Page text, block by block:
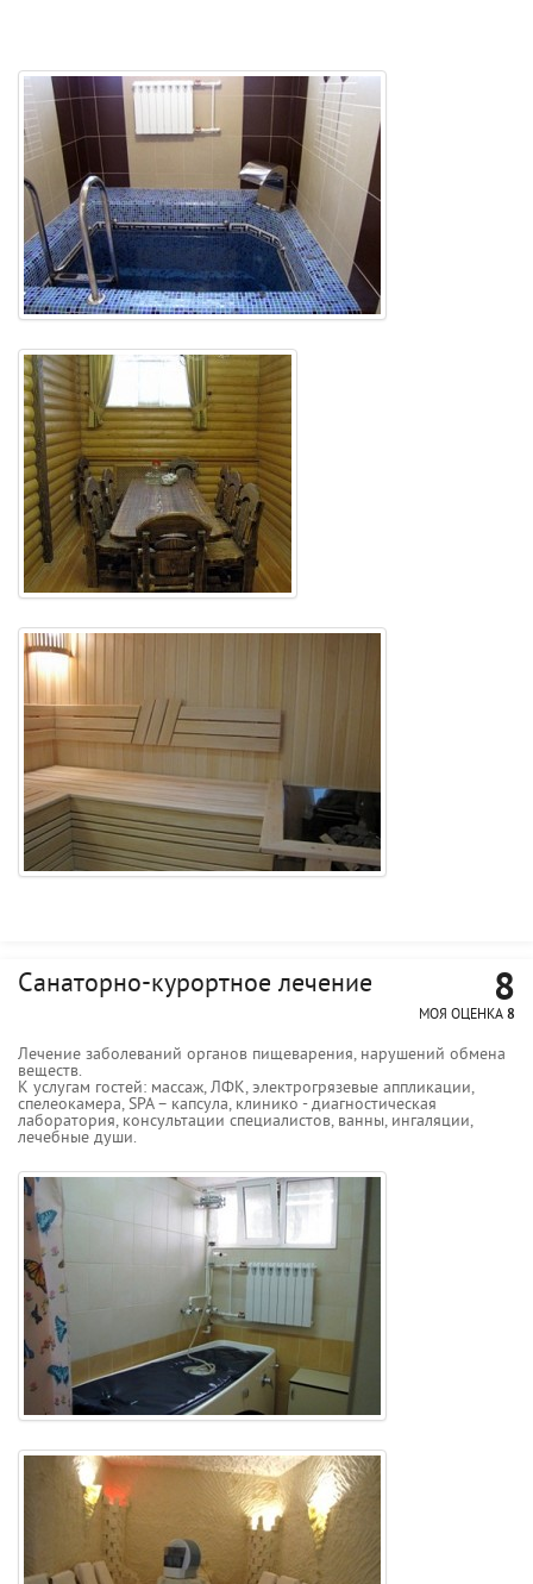
Санаторно-курортное лечение 8
МОЯ ОЦЕНКА 8
Лечение заболеваний органов пищеварения, нарушений обмена
веществ.
К услугам гостей: массаж, ЛФК, электрогрязевые аппликации,
спелеокамера, SPA – капсула, клинико - диагностическая
лаборатория, консультации специалистов, ванны, ингаляции,
лечебные души.